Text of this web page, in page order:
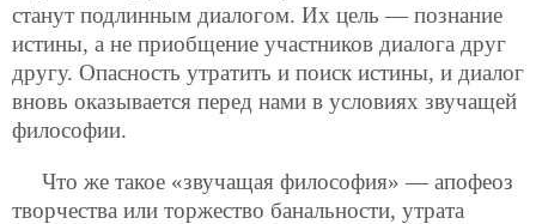
станут подлинным диалогом. Их цель — познание
истины, а не приобщение участников диалога друг
другу. Опасность утратить и поиск истины, и диалог
вновь оказывается перед нами в условиях звучащей
философии.
Что же такое «звучащая философия» — апофеоз
творчества или торжество банальности, утрата